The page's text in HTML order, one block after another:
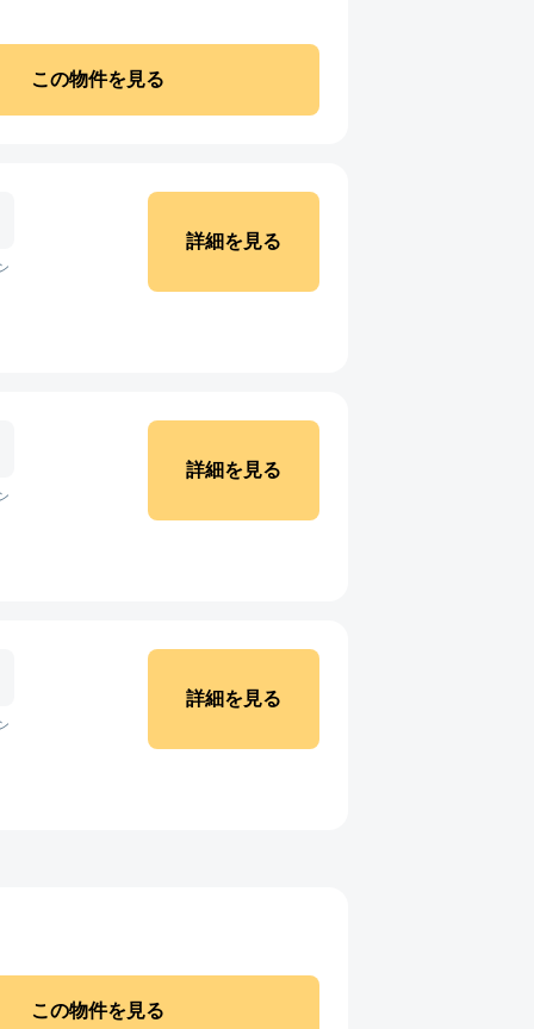
この物件を見る
詳細を見る
詳細を見る
詳細を見る
この物件を見る